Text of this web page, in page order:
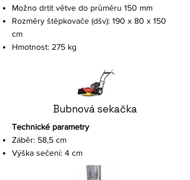
Možno drtit větve do průměru 150 mm
​Rozměry štěpkovače (dšv):​ 190 x 80 x 150
cm
Hmotnost: 275 kg
Bubnová sekačka
Technické parametry
Záběr: 58,5 cm
Výška sečení: 4 cm